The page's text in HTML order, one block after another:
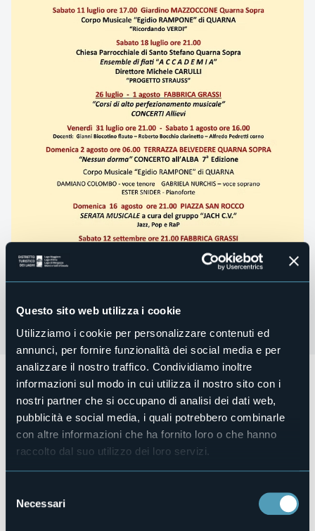
Questo sito web utilizza i cookie
Utilizziamo i cookie per personalizzare contenuti ed
annunci, per fornire funzionalità dei social media e per
analizzare il nostro traffico. Condividiamo inoltre
informazioni sul modo in cui utilizza il nostro sito con i
nostri partner che si occupano di analisi dei dati web,
pubblicità e social media, i quali potrebbero combinarle
con altre informazioni che ha fornito loro o che hanno
raccolto dal suo utilizzo dei loro servizi.
delNecessari
47a Stagione 2026 “Quarna un paese per la musica”
Sabato 18 luglio alle ore 21.00 si terrà il concerto
“Progetto Strauss“Ensemble di fiati “A C C A D E M I A”
Direttore Michele CARULLI Richard Strauss Serenata in mi
bemolle maggiore op 7 Sonatina in Fa maggiore “Aus der
Werkstatt eines ivaliden”
Quarna Musica